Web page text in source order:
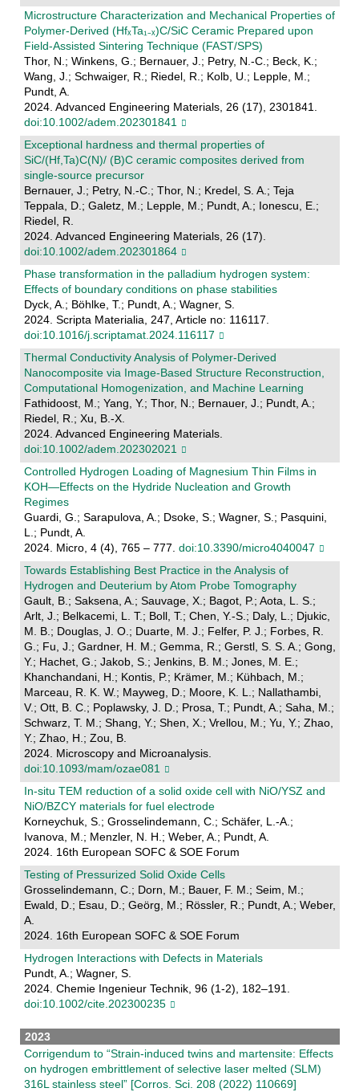
Microstructure Characterization and Mechanical Properties of
Polymer‐Derived (HfₓTa₁₋ₓ)C/SiC Ceramic Prepared upon
Field‐Assisted Sintering Technique (FAST/SPS)
Thor, N.; Winkens, G.; Bernauer, J.; Petry, N.-C.; Beck, K.;
Wang, J.; Schwaiger, R.; Riedel, R.; Kolb, U.; Lepple, M.;
Pundt, A.
2024. Advanced Engineering Materials, 26 (17), 2301841.
doi:10.1002/adem.202301841
Exceptional hardness and thermal properties of
SiC/(Hf,Ta)C(N)/ (B)C ceramic composites derived from
single‐source precursor
Bernauer, J.; Petry, N.-C.; Thor, N.; Kredel, S. A.; Teja
Teppala, D.; Galetz, M.; Lepple, M.; Pundt, A.; Ionescu, E.;
Riedel, R.
2024. Advanced Engineering Materials, 26 (17).
doi:10.1002/adem.202301864
Phase transformation in the palladium hydrogen system:
Effects of boundary conditions on phase stabilities
Dyck, A.; Böhlke, T.; Pundt, A.; Wagner, S.
2024. Scripta Materialia, 247, Article no: 116117.
doi:10.1016/j.scriptamat.2024.116117
Thermal Conductivity Analysis of Polymer‐Derived
Nanocomposite via Image‐Based Structure Reconstruction,
Computational Homogenization, and Machine Learning
Fathidoost, M.; Yang, Y.; Thor, N.; Bernauer, J.; Pundt, A.;
Riedel, R.; Xu, B.-X.
2024. Advanced Engineering Materials.
doi:10.1002/adem.202302021
Controlled Hydrogen Loading of Magnesium Thin Films in
KOH—Effects on the Hydride Nucleation and Growth
Regimes
Guardi, G.; Sarapulova, A.; Dsoke, S.; Wagner, S.; Pasquini,
L.; Pundt, A.
2024. Micro, 4 (4), 765 – 777. doi:10.3390/micro4040047
Towards Establishing Best Practice in the Analysis of
Hydrogen and Deuterium by Atom Probe Tomography
Gault, B.; Saksena, A.; Sauvage, X.; Bagot, P.; Aota, L. S.;
Arlt, J.; Belkacemi, L. T.; Boll, T.; Chen, Y.-S.; Daly, L.; Djukic,
M. B.; Douglas, J. O.; Duarte, M. J.; Felfer, P. J.; Forbes, R.
G.; Fu, J.; Gardner, H. M.; Gemma, R.; Gerstl, S. S. A.; Gong,
Y.; Hachet, G.; Jakob, S.; Jenkins, B. M.; Jones, M. E.;
Khanchandani, H.; Kontis, P.; Krämer, M.; Kühbach, M.;
Marceau, R. K. W.; Mayweg, D.; Moore, K. L.; Nallathambi,
V.; Ott, B. C.; Poplawsky, J. D.; Prosa, T.; Pundt, A.; Saha, M.;
Schwarz, T. M.; Shang, Y.; Shen, X.; Vrellou, M.; Yu, Y.; Zhao,
Y.; Zhao, H.; Zou, B.
2024. Microscopy and Microanalysis.
doi:10.1093/mam/ozae081
In-situ TEM reduction of a solid oxide cell with NiO/YSZ and
NiO/BZCY materials for fuel electrode
Korneychuk, S.; Grosselindemann, C.; Schäfer, L.-A.;
Ivanova, M.; Menzler, N. H.; Weber, A.; Pundt, A.
2024. 16th European SOFC & SOE Forum
Testing of Pressurized Solid Oxide Cells
Grosselindemann, C.; Dorn, M.; Bauer, F. M.; Seim, M.;
Ewald, D.; Esau, D.; Geörg, M.; Rössler, R.; Pundt, A.; Weber,
A.
2024. 16th European SOFC & SOE Forum
Hydrogen Interactions with Defects in Materials
Pundt, A.; Wagner, S.
2024. Chemie Ingenieur Technik, 96 (1-2), 182–191.
doi:10.1002/cite.202300235
2023
Corrigendum to “Strain-induced twins and martensite: Effects
on hydrogen embrittlement of selective laser melted (SLM)
316L stainless steel” [Corros. Sci. 208 (2022) 110669]